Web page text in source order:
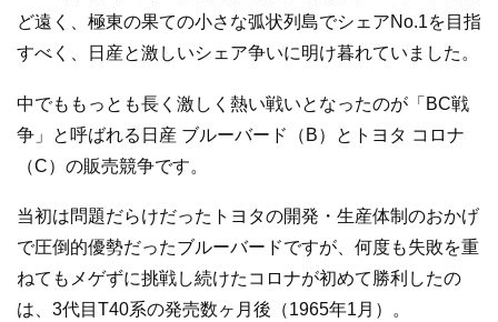
ど遠く、極東の果ての小さな弧状列島でシェアNo.1を目指
すべく、日産と激しいシェア争いに明け暮れていました。
中でももっとも長く激しく熱い戦いとなったのが「BC戦
争」と呼ばれる日産 ブルーバード（B）とトヨタ コロナ
（C）の販売競争です。
当初は問題だらけだったトヨタの開発・生産体制のおかげ
で圧倒的優勢だったブルーバードですが、何度も失敗を重
ねてもメゲずに挑戦し続けたコロナが初めて勝利したの
は、3代目T40系の発売数ヶ月後（1965年1月）。